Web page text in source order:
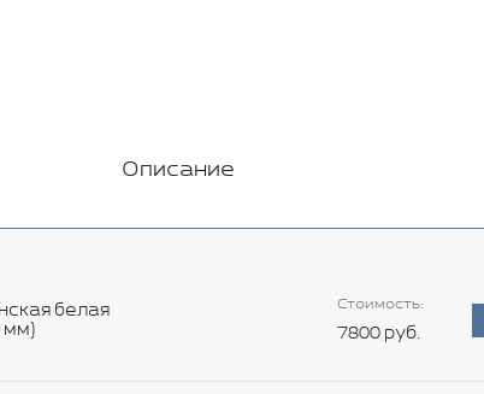
Описание
белая
мм)
Стоимость:
7800 руб.